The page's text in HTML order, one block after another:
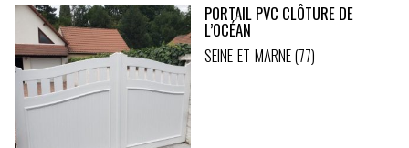
PORTAIL PVC CLÔTURE DE
L’OCÉAN
SEINE-ET-MARNE (77)